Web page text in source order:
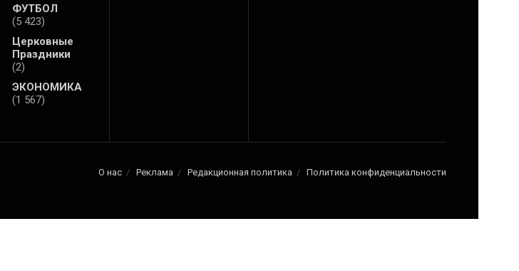
ФУТБОЛ
(5 423)
Церковные
Праздники
(2)
ЭКОНОМИКА
(1 567)
О нас Реклама Редакционная политика Политика конфиденциальности